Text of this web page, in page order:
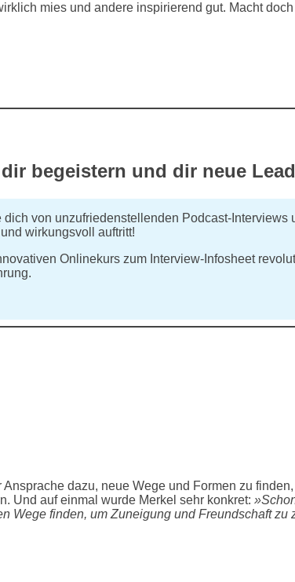
mies und andere inspirierend gut. Macht
begeistern und dir neue
dich von unzufriedenstellenden Podcast-Interviews
wirkungsvoll auftritt!
Onlinekurs zum Interview-Infosheet
dazu, neue Wege und Formen zu
Und auf einmal wurde Merkel sehr konkret:
Wege finden, um Zuneigung und Freundschaft zu